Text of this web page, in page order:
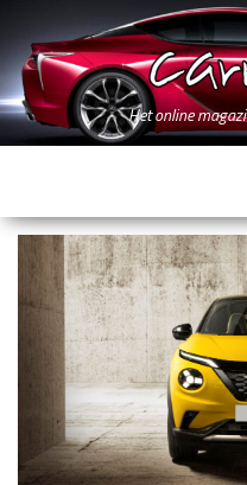
naar
de
inhoud
Het online